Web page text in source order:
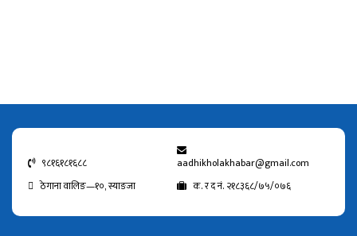
९८१६१८१६८८
aadhikholakhabar@gmail.com
ठेगाना वालिङ—१०, स्याङजा
क. र द नं. २१८३६८/७५/०७६